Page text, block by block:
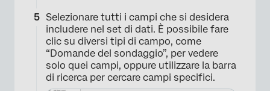
×
Selezionare tutti i campi che si desidera
includere nel set di dati. È possibile fare
clic su diversi tipi di campo, come
“Domande del sondaggio”, per vedere
solo quei campi, oppure utilizzare la barra
di ricerca per cercare campi specifici.